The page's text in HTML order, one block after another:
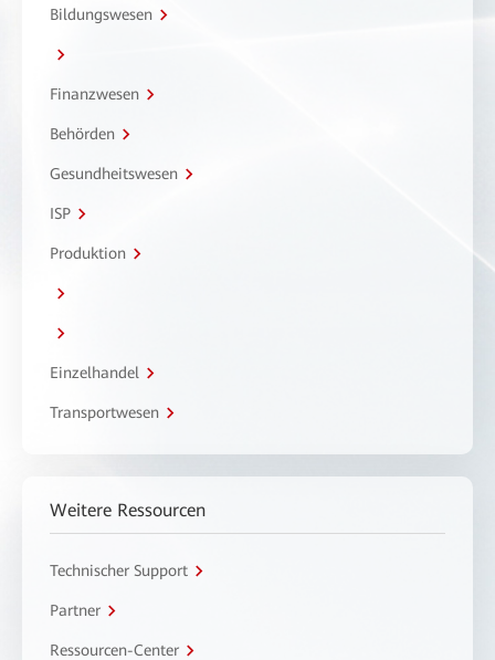
Bildungswesen
Finanzwesen
Behörden
Gesundheitswesen
ISP
Produktion
Einzelhandel
Transportwesen
Weitere Ressourcen
Technischer Support
Partner
Ressourcen-Center